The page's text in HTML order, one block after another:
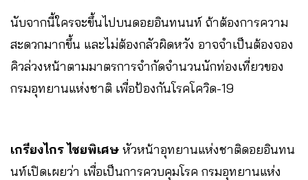
นับจากนี้ใครจะขึ้นไปบนดอยอินทนนท์ ถ้าต้องการความ
สะดวกมากขึ้น และไม่ต้องกลัวผิดหวัง อาจจำเป็นต้องจอง
คิวล่วงหน้าตามมาตรการจำกัดจำนวนนักท่องเที่ยวของ
กรมอุทยานแห่งชาติ เพื่อป้องกันโรคโควิด-19​
เกรียงไกร ไชยพิเศษ หัวหน้าอุทยานแห่งชาติดอยอินทน
นท์เปิดเผยว่า​ เพื่อเป็นการควบคุมโรค กรมอุทยานแห่ง